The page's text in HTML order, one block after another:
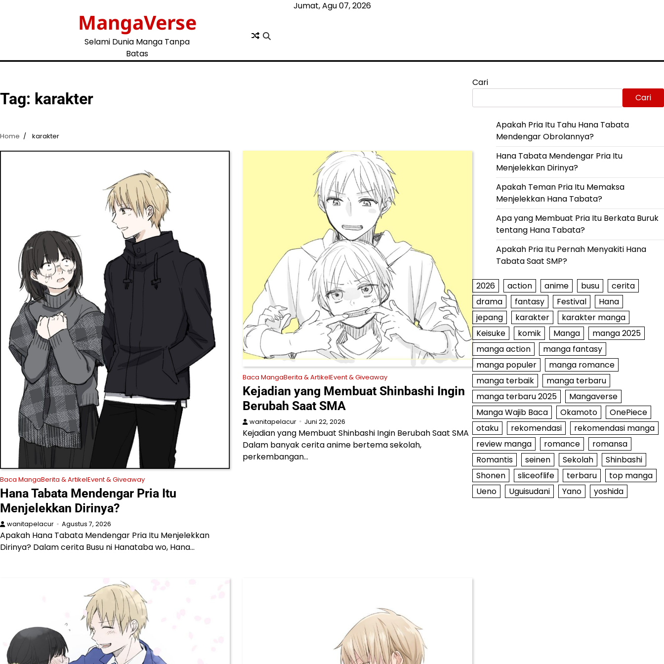
Jumat, Agu 07, 2026
MangaVerse
Selami Dunia Manga Tanpa
Batas
Tag: karakter
Home karakter
Baca MangaBerita & ArtikelEvent & Giveaway
Hana Tabata Mendengar Pria Itu
Menjelekkan Dirinya?
wanitapelacur Agustus 7, 2026
Apakah Hana Tabata Mendengar Pria Itu Menjelekkan
Dirinya? Dalam cerita Busu ni Hanataba wo, Hana…
Baca MangaBerita & ArtikelEvent & Giveaway
Kejadian yang Membuat Shinbashi Ingin
Berubah Saat SMA
wanitapelacur Juni 22, 2026
Kejadian yang Membuat Shinbashi Ingin Berubah Saat SMA
Dalam banyak cerita anime bertema sekolah,
perkembangan…
Cari
Cari
Apakah Pria Itu Tahu Hana Tabata
Mendengar Obrolannya?
Hana Tabata Mendengar Pria Itu
Menjelekkan Dirinya?
Apakah Teman Pria Itu Memaksa
Menjelekkan Hana Tabata?
Apa yang Membuat Pria Itu Berkata Buruk
tentang Hana Tabata?
Apakah Pria Itu Pernah Menyakiti Hana
Tabata Saat SMP?
2026 action anime busu
cerita
drama
fantasy Festival
Hana
jepang
karakter
karakter manga
Keisuke
komik Manga
manga 2025
manga action
manga fantasy
manga populer
manga romance
manga terbaik
manga terbaru
manga terbaru 2025
Mangaverse
Manga Wajib Baca
Okamoto
OnePiece
otaku
rekomendasi
rekomendasi manga
review manga
romance
romansa
Romantis
seinen Sekolah
Shinbashi
Shonen
sliceoflife terbaru
top manga
Ueno
Uguisudani Yano yoshida